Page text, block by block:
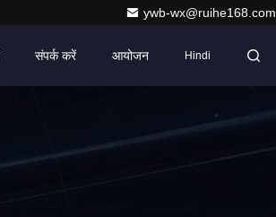
ywb-wx@ruihe168.com
संपर्क करें आयोजन Hindi